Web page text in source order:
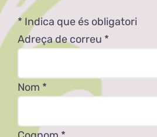
* Indica que és obligatori
Adreça de correu *
Nom *